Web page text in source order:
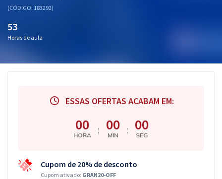
(CÓDIGO: 183292)
53
Horas de aula
ESSAS OFERTAS ACABAM EM:
00
HORA : 00
MIN : 00
SEG
Cupom de 20% de desconto
Cupom ativado: GRAN20-OFF